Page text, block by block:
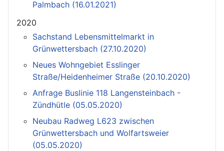
Palmbach (16.01.2021)
2020
Sachstand Lebensmittelmarkt in
Grünwettersbach (27.10.2020)
Neues Wohngebiet Esslinger
Straße/Heidenheimer Straße (20.10.2020)
Anfrage Buslinie 118 Langensteinbach -
Zündhütle (05.05.2020)
Neubau Radweg L623 zwischen
Grünwettersbach und Wolfartsweier
(05.05.2020)